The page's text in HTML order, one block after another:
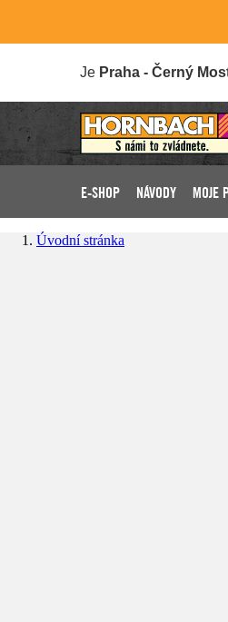
Je Praha - Černý
E-SHOP NÁVODY MOJE
Úvodní stránka